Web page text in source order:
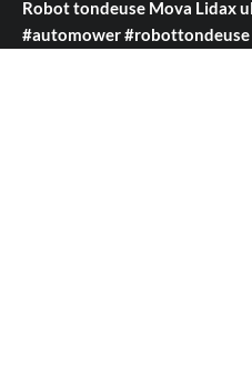
Robot tondeuse Mova Lidax
#automower